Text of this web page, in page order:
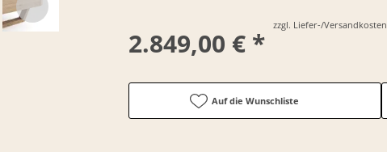
2.849,00 € *
zzgl. Liefer-/Versandkosten
Auf die Wunschliste